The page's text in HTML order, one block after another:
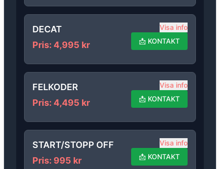
DECAT
Pris: 4,995 kr
Visa info
📩 KONTAKT
FELKODER
Pris: 4,495 kr
Visa info
📩 KONTAKT
START/STOPP OFF
Pris: 995 kr
Visa info
📩 KONTAKT